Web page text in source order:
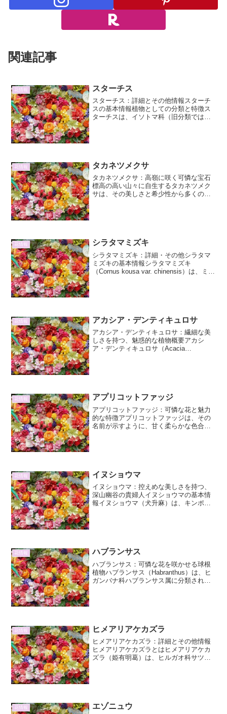
関連記事
花情報 スターチス
スターチス：詳細とその他情報スターチ
スの基本情報植物としての分類と特徴ス
ターチスは、イソトマ科（旧分類ではル
花情報 タカネツメクサ
タカネツメクサ：高嶺に咲く可憐な宝石
標高の高い山々に自生するタカネツメク
サは、その美しさと希少性から多くの植
花情報 シラタマミズキ
シラタマミズキ：詳細・その他シラタマ
ミズキの基本情報シラタマミズキ
（Cornus kousa var. chinensis）は、ミズ
花情報 アカシア・デンティキュロサ
アカシア・デンティキュロサ：繊細な美
しさを持つ、魅惑的な植物概要アカシ
ア・デンティキュロサ（Acacia
花情報 アプリコットファッジ
アプリコットファッジ：可憐な花と魅力
的な特徴アプリコットファッジは、その
名前が示すように、甘く柔らかな色合い
花情報 イヌショウマ
イヌショウマ：控えめな美しさを持つ、
深山幽谷の貴婦人イヌショウマの基本情
報イヌショウマ（犬升麻）は、キンポウ
花情報 ハブランサス
ハブランサス：可憐な花を咲かせる球根
植物ハブランサス（Habranthus）は、ヒ
ガンバナ科ハブランサス属に分類される
花情報 ヒメアリアケカズラ
ヒメアリアケカズラ：詳細とその他情報
ヒメアリアケカズラとはヒメアリアケカ
ズラ（姫有明葛）は、ヒルガオ科サツマ
花情報 エゾニュウ